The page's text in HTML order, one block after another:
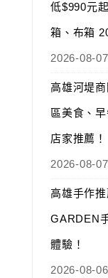
低$990元
箱、布箱
2026-08-07
高雄河堤
區美食、
店家推薦！
2026-08-07
高雄手作
GARDEN
體驗！
2026-08-06